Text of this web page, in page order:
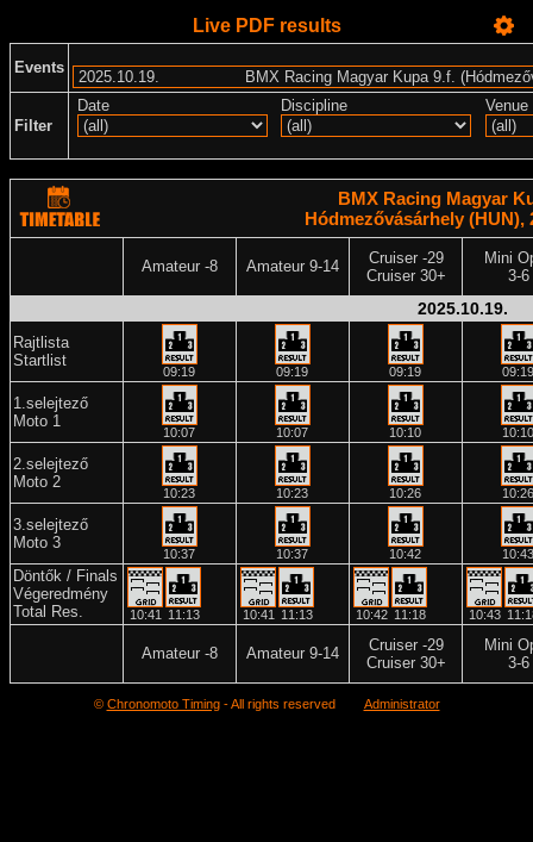
Live PDF results
Events
Filter
Date Discipline Venue
BMX Racing Magyar
Hódmezővásárhely (HUN),
Amateur -8 Amateur 9-14
Cruiser -29
Cruiser 30+
Mini
3-6
2025.10.19.
Rajtlista
Startlist
09:19 09:19 09:19 09:19
1.selejtező
Moto 1
10:07 10:07 10:10 10:10
2.selejtező
Moto 2
10:23 10:23 10:26 10:26
3.selejtező
Moto 3
10:37 10:37 10:42 10:43
Döntők / Finals
Végeredmény
Total Res.
10:41 11:13 10:41 11:13 10:42 11:18 10:43
Amateur -8 Amateur 9-14
Cruiser -29
Cruiser 30+
Mini
3-6
© Chronomoto Timing- All rights reserved Administrator